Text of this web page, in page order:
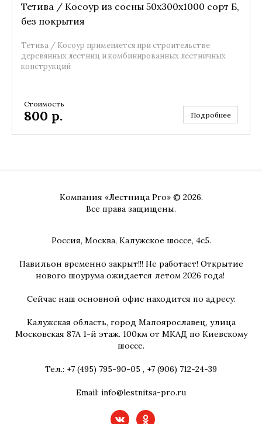
Тетива / Косоур из сосны 50x300x1000 сорт Б,
без покрытия
Тетива / Косоур применяется при строительстве
деревянных лестниц и комбинированных лестничных
конструкций
Стоимость
800 р. Подробнее
Компания «Лестница Pro» © 2026.
Все права защищены.
Россия, Москва, Калужское шоссе, 4с5.
Павильон временно закрыт!!! Не работает! Открытие
нового шоурума ожидается летом 2026 года!
Сейчас наш основной офис находится по адресу:
Калужская область, город Малоярославец, улица
Московская 87А 1-й этаж. 100км от МКАД по Киевскому
шоссе.
Тел.: +7 (495) 795-90-05 , +7 (906) 712-24-39
Email: info@lestnitsa-pro.ru